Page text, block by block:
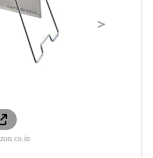
＞